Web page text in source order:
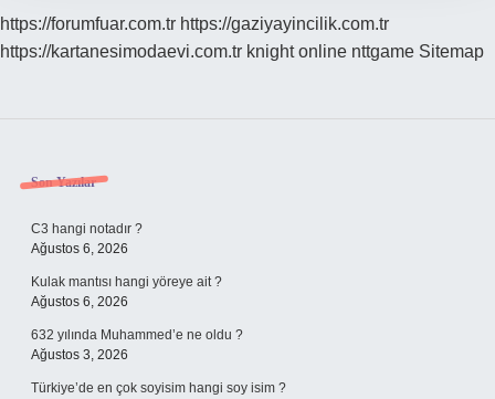
https://forumfuar.com.tr https://gaziyayincilik.com.tr
https://kartanesimodaevi.com.tr knight online nttgame Sitemap
Sidebar
Son Yazılar
C3 hangi notadır ?
Ağustos 6, 2026
Kulak mantısı hangi yöreye ait ?
Ağustos 6, 2026
632 yılında Muhammed’e ne oldu ?
Ağustos 3, 2026
Türkiye’de en çok soyisim hangi soy isim ?